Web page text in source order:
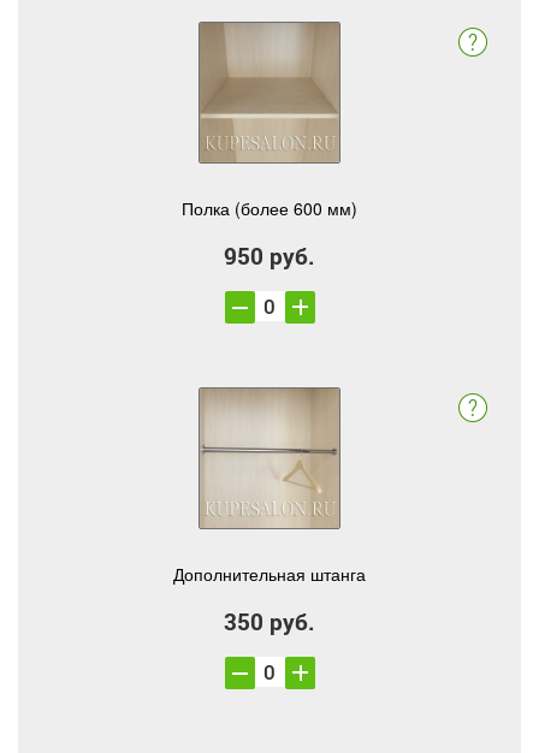
Полка (более 600 мм)
950 руб.
Дополнительная штанга
350 руб.